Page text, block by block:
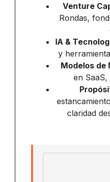
Venture
Rondas,
IA &
y
Modelos de
en
claridad